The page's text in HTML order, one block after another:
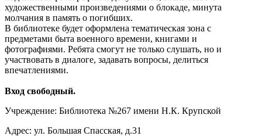
художественными произведениями о блокаде, минута
молчания в память о погибших.
В библиотеке будет оформлена тематическая зона с
предметами быта военного времени, книгами и
фотографиями. Ребята смогут не только слушать, но и
участвовать в диалоге, задавать вопросы, делиться
впечатлениями.
Вход свободный.
Учреждение: Библиотека №267 имени Н.К. Крупской
Адрес: ул. Большая Спасская, д.31